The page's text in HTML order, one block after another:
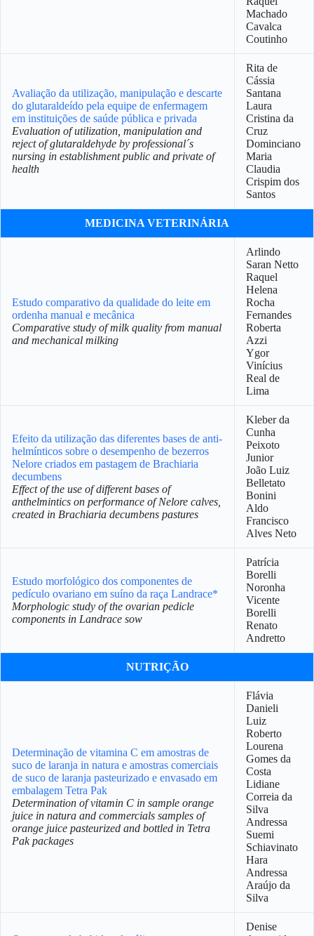
Machado
Cavalca
Coutinho
Avaliação da utilização, manipulação e descarte
do glutaraldeído pela equipe de enfermagem
em instituições de saúde pública e privada
Evaluation of utilization, manipulation and
reject of glutaraldehyde by professional´s
nursing in establishment public and private of
health
Rita de
Cássia
Santana
Laura
Cristina da
Cruz
Dominciano
Maria
Claudia
Crispim dos
Santos
MEDICINA VETERINÁRIA
Estudo comparativo da qualidade do leite em
ordenha manual e mecânica
Comparative study of milk quality from manual
and mechanical milking
Arlindo
Saran Netto
Raquel
Helena
Rocha
Fernandes
Roberta
Azzi
Ygor
Vinícius
Real de
Lima
Efeito da utilização das diferentes bases de anti-
helmínticos sobre o desempenho de bezerros
Nelore criados em pastagem de Brachiaria
decumbens
Effect of the use of different bases of
anthelmintics on performance of Nelore calves,
created in Brachiaria decumbens pastures
Kleber da
Cunha
Peixoto
Junior
João Luiz
Belletato
Bonini
Aldo
Francisco
Alves Neto
Estudo morfológico dos componentes de
pedículo ovariano em suíno da raça Landrace*
Morphologic study of the ovarian pedicle
components in Landrace sow
Patrícia
Borelli
Noronha
Vicente
Borelli
Renato
Andretto
NUTRIÇÃO
Determinação de vitamina C em amostras de
suco de laranja in natura e amostras comerciais
de suco de laranja pasteurizado e envasado em
embalagem Tetra Pak
Determination of vitamin C in sample orange
juice in natura and commercials samples of
orange juice pasteurized and bottled in Tetra
Pak packages
Flávia
Danieli
Luiz
Roberto
Lourena
Gomes da
Costa
Lidiane
Correia da
Silva
Andressa
Suemi
Schiavinato
Hara
Andressa
Araújo da
Silva
Denise